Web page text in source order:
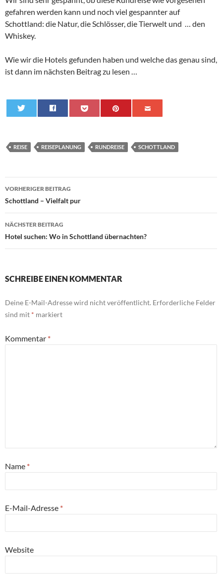
gefahren werden kann und noch viel gespannter auf
Schottland: die Natur, die Schlösser, die Tierwelt und … den
Whiskey.
Wie wir die Hotels gefunden haben und welche das genau sind,
ist dann im nächsten Beitrag zu lesen …
REISE REISEPLANUNG RUNDREISE SCHOTTLAND
Beitrags-
Navigation
VORHERIGER BEITRAG
Schottland – Vielfalt pur
NÄCHSTER BEITRAG
Hotel suchen: Wo in Schottland übernachten?
SCHREIBE EINEN KOMMENTAR
Deine E-Mail-Adresse wird nicht veröffentlicht. Erforderliche Felder
sind mit * markiert
Kommentar *
Name *
E-Mail-Adresse *
Website